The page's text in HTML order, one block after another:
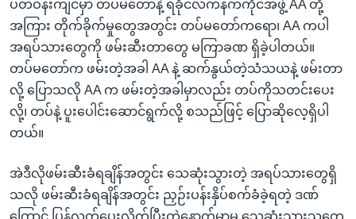
ပတ်ဝန်းကျင်မှာ တပ်မတော်နဲ့ ရခိုင်လက်နက်ကိုင်အဖွဲ့ AA တို့
အကြား တိုက်ခိုက်မှုတွေအတွင်း တပ်မတော်ကရော၊ AA ကပါ
အရပ်သားတွေကို ဖမ်းဆီးတာတွေ မကြာခဏ ရှိခဲ့ပါတယ်။
တပ်မတော်က ဖမ်းတဲ့အခါ AA နဲ့ ဆက်နွယ်တဲ့သံသယနဲ့ ဖမ်းတာ
လို့ ပြောသလို AA က ဖမ်းတဲ့အခါမှာလည်း တပ်ကိုသတင်းပေး
လို့၊ တပ်နဲ့ ပူးပေါင်းဆောင်ရွက်လို့ စသည်ဖြင့် ပြောဆိုလေ့ရှိပါ
တယ်။
အဲဒီလိုဖမ်းဆီးခံရချိန်အတွင်း သေဆုံးသွားတဲ့ အရပ်သားတွေရှိ
သလို ဖမ်းဆီးခံရချိန်အတွင်း ညှဉ်းပန်းနှိပ်စက်ခံခဲ့ရတဲ့ ဒဏ်
ကြောင့် ပြန်လွှတ်ပေးလိုက်ပြီးတဲ့နောက်မှာမှ သေဆုံးသွားသူတွေ